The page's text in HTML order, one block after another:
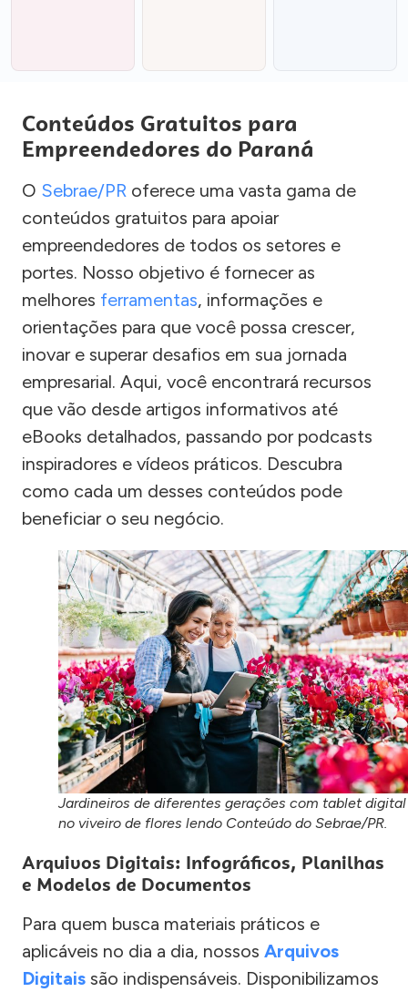
Conteúdos Gratuitos para
Empreendedores do Paraná
O Sebrae/PR oferece uma vasta gama de
conteúdos gratuitos para apoiar
empreendedores de todos os setores e
portes. Nosso objetivo é fornecer as
melhores ferramentas, informações e
orientações para que você possa crescer,
inovar e superar desafios em sua jornada
empresarial. Aqui, você encontrará recursos
que vão desde artigos informativos até
eBooks detalhados, passando por podcasts
inspiradores e vídeos práticos. Descubra
como cada um desses conteúdos pode
beneficiar o seu negócio.
Jardineiros de diferentes gerações com tablet digital
no viveiro de flores lendo Conteúdo do Sebrae/PR.
Arquivos Digitais: Infográficos, Planilhas
e Modelos de Documentos
Para quem busca materiais práticos e
aplicáveis no dia a dia, nossos Arquivos
Digitais são indispensáveis. Disponibilizamos